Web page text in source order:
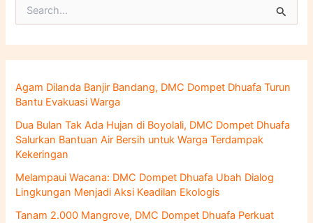
a
t
u
k
:
Agam Dilanda Banjir Bandang, DMC Dompet Dhuafa Turun
Bantu Evakuasi Warga
Dua Bulan Tak Ada Hujan di Boyolali, DMC Dompet Dhuafa
Salurkan Bantuan Air Bersih untuk Warga Terdampak
Kekeringan
Melampaui Wacana: DMC Dompet Dhuafa Ubah Dialog
Lingkungan Menjadi Aksi Keadilan Ekologis
Tanam 2.000 Mangrove, DMC Dompet Dhuafa Perkuat